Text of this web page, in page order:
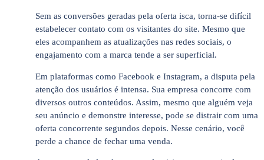
Sem as conversões geradas pela oferta isca, torna-se difícil
estabelecer contato com os visitantes do site. Mesmo que
eles acompanhem as atualizações nas redes sociais, o
engajamento com a marca tende a ser superficial.
Em plataformas como Facebook e Instagram, a disputa pela
atenção dos usuários é intensa. Sua empresa concorre com
diversos outros conteúdos. Assim, mesmo que alguém veja
seu anúncio e demonstre interesse, pode se distrair com uma
oferta concorrente segundos depois. Nesse cenário, você
perde a chance de fechar uma venda.